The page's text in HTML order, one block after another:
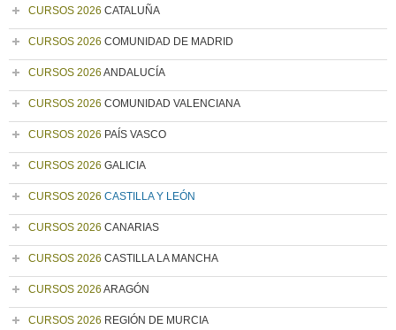
CURSOS 2026 CATALUÑA
CURSOS 2026 COMUNIDAD DE MADRID
CURSOS 2026 ANDALUCÍA
CURSOS 2026 COMUNIDAD VALENCIANA
CURSOS 2026 PAÍS VASCO
CURSOS 2026 GALICIA
CURSOS 2026 CASTILLA Y LEÓN
CURSOS 2026 CANARIAS
CURSOS 2026 CASTILLA LA MANCHA
CURSOS 2026 ARAGÓN
CURSOS 2026 REGIÓN DE MURCIA